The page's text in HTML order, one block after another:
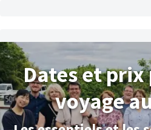
Dates et
voyage